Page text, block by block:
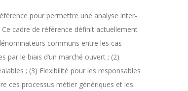
pour permettre une analyse inter-
cadre de référence définit actuellement
communs entre les cas
par le biais d’un marché ouvert ; (2)
; (3) Flexibilité pour les responsables
ces processus métier génériques et les